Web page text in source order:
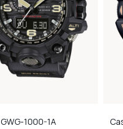
GWG-1000-1A